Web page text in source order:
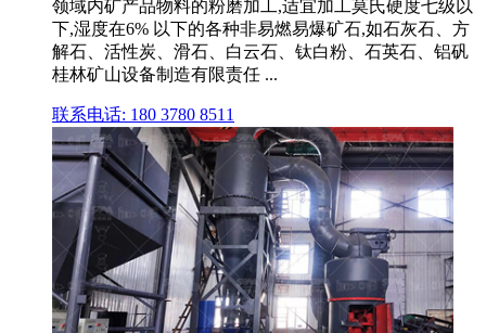
领域内矿产品物料的粉磨加工,适宜加工莫氏硬度七级以
下,湿度在6% 以下的各种非易燃易爆矿石,如石灰石、方
解石、活性炭、滑石、白云石、钛白粉、石英石、铝矾
桂林矿山设备制造有限责任 ...
联系电话: 180 3780 8511